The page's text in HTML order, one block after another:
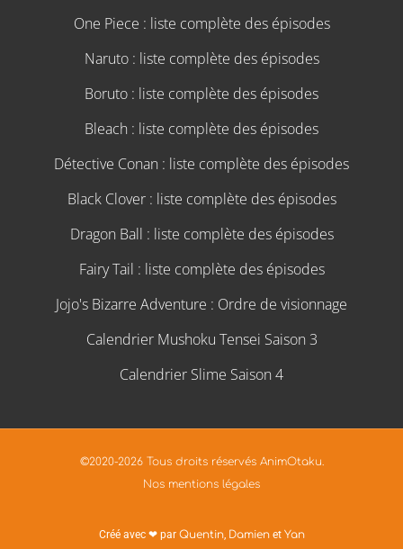
One Piece : liste complète des épisodes
Naruto : liste complète des épisodes
Boruto : liste complète des épisodes
Bleach : liste complète des épisodes
Détective Conan : liste complète des épisodes
Black Clover : liste complète des épisodes
Dragon Ball : liste complète des épisodes
Fairy Tail : liste complète des épisodes
Jojo's Bizarre Adventure : Ordre de visionnage
Calendrier Mushoku Tensei Saison 3
Calendrier Slime Saison 4
©2020-2026 Tous droits réservés AnimOtaku.
Nos mentions légales
Créé avec ❤ par Quentin, Damienet Yan